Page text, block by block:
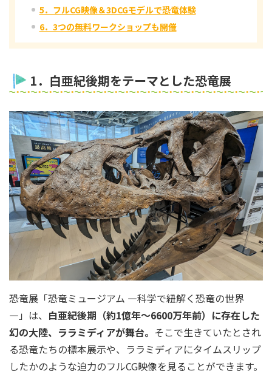
5．フルCG映像＆3DCGモデルで恐竜体験
6．3つの無料ワークショップも開催
1．白亜紀後期をテーマとした恐竜展
恐竜展「恐竜ミュージアム ―科学で紐解く恐竜の世界
―」は、 白亜紀後期（約1億年～6600万年前）に存在した
幻の大陸、ララミディアが舞台。 そこで生きていたとされ
る恐竜たちの標本展示や、ララミディアにタイムスリップ
したかのような迫力のフルCG映像を見ることができます。